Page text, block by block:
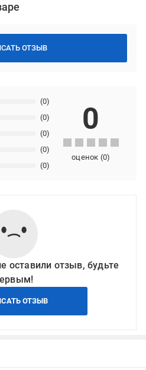
ОТЗЫВ
(0)
(0)
(0)
(0)
(0)
0
оценок (0)
оставили отзыв, будьте
ОТЗЫВ